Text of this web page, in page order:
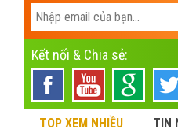
Kết nối & Chia sẻ:
TOP XEM NHIỀU
TIN